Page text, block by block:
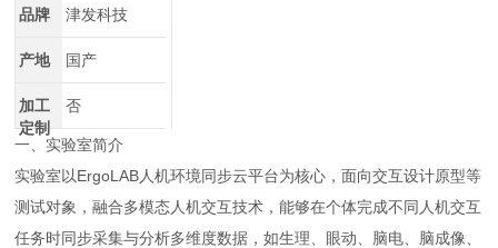
品牌 津发科技
产地 国产
加工
定制
否
一、实验室简介
实验室以ErgoLAB人机环境同步云平台为核心，面向交互设计原型等
测试对象，融合多模态人机交互技术，能够在个体完成不同人机交互
任务时同步采集与分析多维度数据，如生理、眼动、脑电、脑成像、